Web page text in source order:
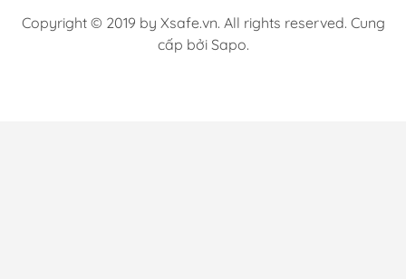
Copyright © 2019 by Xsafe.vn. All rights reserved. Cung
cấp bởi Sapo.